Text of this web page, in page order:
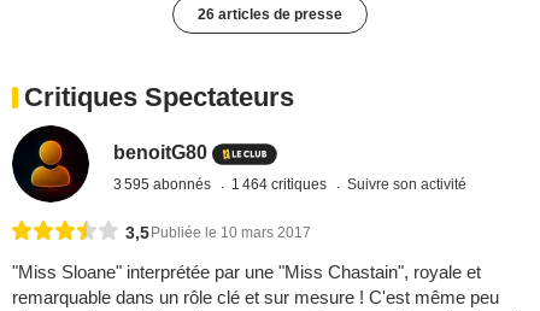
26 articles de presse
Critiques Spectateurs
benoitG80
3 595 abonnés 1 464 critiques Suivre son activité
3,5 Publiée le 10 mars 2017
"Miss Sloane" interprétée par une "Miss Chastain", royale et
remarquable dans un rôle clé et sur mesure ! C'est même peu